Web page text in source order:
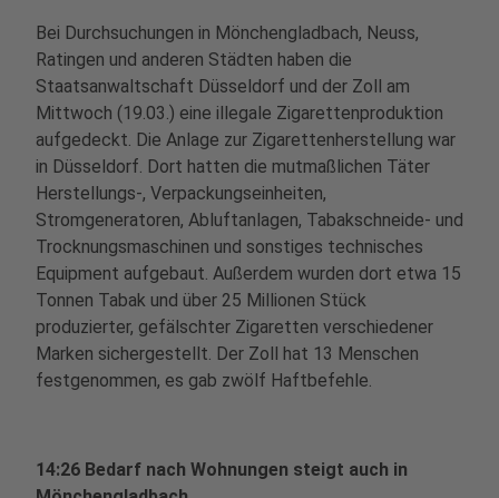
Bei Durchsuchungen in Mönchengladbach, Neuss,
Ratingen und anderen Städten haben die
Staatsanwaltschaft Düsseldorf und der Zoll am
Mittwoch (19.03.) eine illegale Zigarettenproduktion
aufgedeckt. Die Anlage zur Zigarettenherstellung war
in Düsseldorf. Dort hatten die mutmaßlichen Täter
Herstellungs-, Verpackungseinheiten,
Stromgeneratoren, Abluftanlagen, Tabakschneide- und
Trocknungsmaschinen und sonstiges technisches
Equipment aufgebaut. Außerdem wurden dort etwa 15
Tonnen Tabak und über 25 Millionen Stück
produzierter, gefälschter Zigaretten verschiedener
Marken sichergestellt. Der Zoll hat 13 Menschen
festgenommen, es gab zwölf Haftbefehle.
14:26 Bedarf nach Wohnungen steigt auch in